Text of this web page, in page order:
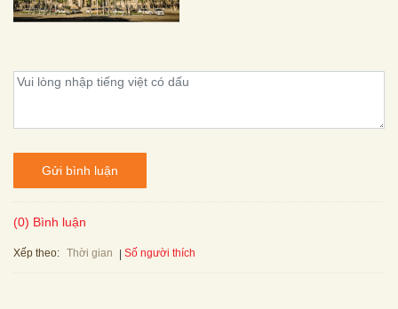
Gửi bình luận
(0) Bình luận
Xếp theo: Thời gian Số người thích